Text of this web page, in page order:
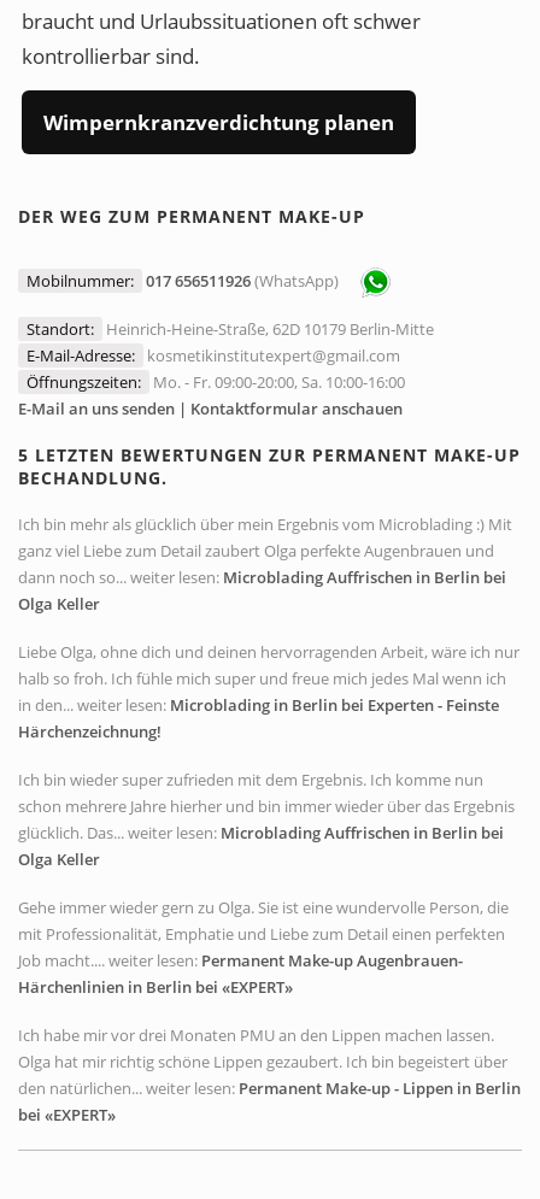
braucht und Urlaubssituationen oft schwer
kontrollierbar sind.
Wimpernkranzverdichtung planen
DER WEG ZUM PERMANENT MAKE-UP
Mobilnummer: 017 656511926(WhatsApp)
Standort:
Heinrich-Heine-Straße, 62D 10179 Berlin-Mitte
E-Mail-Adresse:
kosmetikinstitutexpert@gmail.com
Öffnungszeiten:
Mo. - Fr. 09:00-20:00, Sa. 10:00-16:00
E-Mail an uns senden | Kontaktformular anschauen
5 LETZTEN BEWERTUNGEN ZUR PERMANENT MAKE-UP
BECHANDLUNG.
Ich bin mehr als glücklich über mein Ergebnis vom Microblading :) Mit
ganz viel Liebe zum Detail zaubert Olga perfekte Augenbrauen und
dann noch so... weiter lesen: Microblading Auffrischen in Berlin bei
Olga Keller
Liebe Olga, ohne dich und deinen hervorragenden Arbeit, wäre ich nur
halb so froh. Ich fühle mich super und freue mich jedes Mal wenn ich
in den... weiter lesen: Microblading in Berlin bei Experten - Feinste
Härchenzeichnung!
Ich bin wieder super zufrieden mit dem Ergebnis. Ich komme nun
schon mehrere Jahre hierher und bin immer wieder über das Ergebnis
glücklich. Das... weiter lesen: Microblading Auffrischen in Berlin bei
Olga Keller
Gehe immer wieder gern zu Olga. Sie ist eine wundervolle Person, die
mit Professionalität, Emphatie und Liebe zum Detail einen perfekten
Job macht.... weiter lesen: Permanent Make-up Augenbrauen-
Härchenlinien in Berlin bei «EXPERT»
Ich habe mir vor drei Monaten PMU an den Lippen machen lassen.
Olga hat mir richtig schöne Lippen gezaubert. Ich bin begeistert über
den natürlichen... weiter lesen: Permanent Make-up - Lippen in Berlin
bei «EXPERT»